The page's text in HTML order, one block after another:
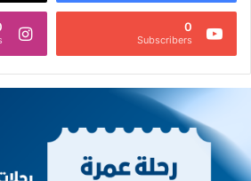
0
Subscribers